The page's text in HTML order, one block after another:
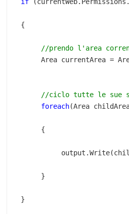
//prendo l'area
//ciclo tutte le sue
foreach(Area
}